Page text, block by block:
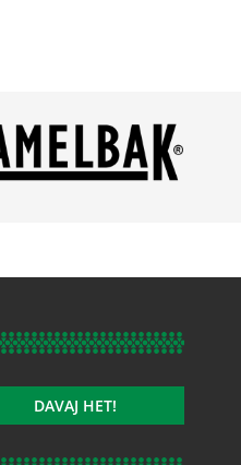
DAVAJ HET!